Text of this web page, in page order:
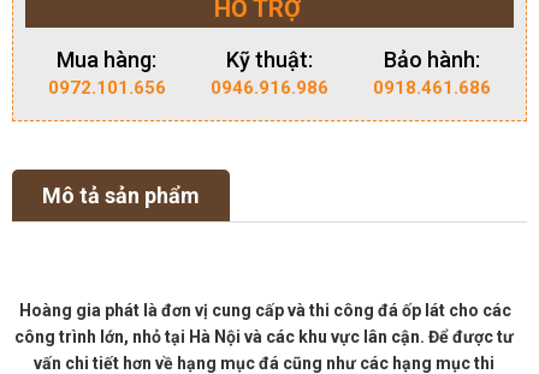
HỖ TRỢ
Mua hàng:
0972.101.656
Kỹ thuật:
0946.916.986
Bảo hành:
0918.461.686
Mô tả sản phẩm
Hoàng gia phát là đơn vị cung cấp và thi công đá ốp lát cho các
công trình lớn, nhỏ tại Hà Nội và các khu vực lân cận. Để được tư
vấn chi tiết hơn về hạng mục đá cũng như các hạng mục thi